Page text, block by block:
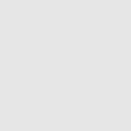
Erstellung von
Verwendung von